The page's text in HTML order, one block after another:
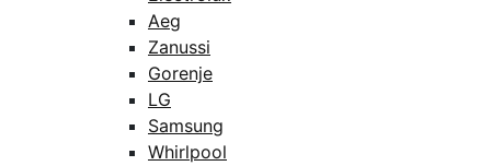
Aeg
Zanussi
Gorenje
LG
Samsung
Whirlpool